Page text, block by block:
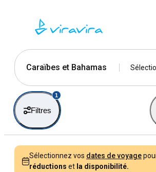
Caraïbes et Bahamas
Filtres
1
Sélectionnez vos dates de voyage
réductions et la disponibilité.